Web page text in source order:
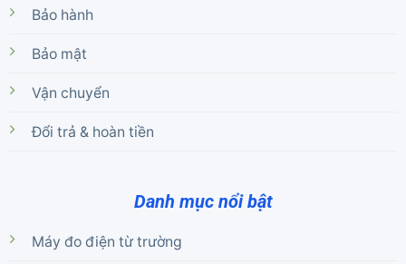
Bảo hành
Bảo mật
Vận chuyển
Đổi trả & hoàn tiền
Danh mục nổi bật
Máy đo điện từ trường